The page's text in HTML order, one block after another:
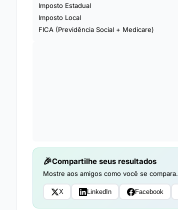
Imposto Estadual
Imposto Local
FICA (Previdência Social + Medicare)
Compartilhe seus resultados
Mostre aos amigos como você se compara.
X LinkedIn Facebook